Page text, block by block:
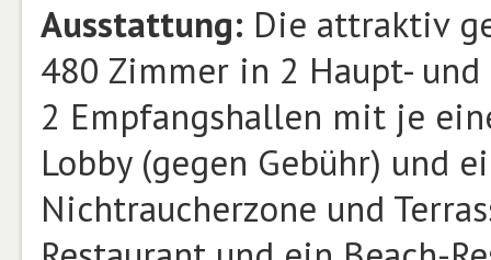
Ausstattung: Die attraktiv
480 Zimmer in 2 Haupt-
2 Empfangshallen mit je
Lobby (gegen Gebühr) und
Nichtraucherzone und